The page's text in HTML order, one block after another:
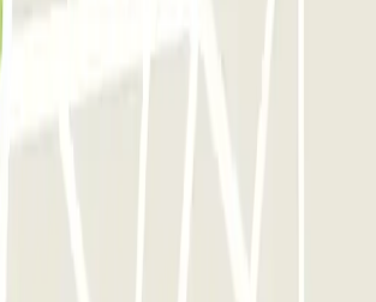
Monterrey: Opiniões